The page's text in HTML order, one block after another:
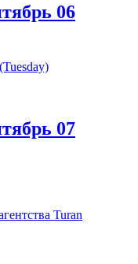
06
07